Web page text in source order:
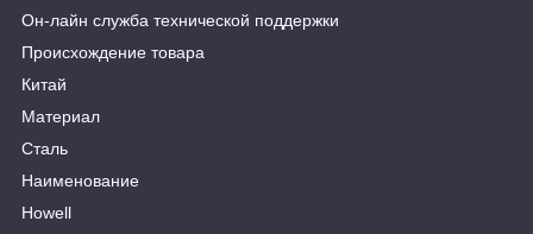
Он-лайн служба технической поддержки
Происхождение товара
Китай
Материал
Сталь
Наименование
Howell